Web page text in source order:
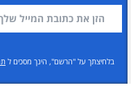
בלחיצתך על "הרשם", הינך מסכים ל